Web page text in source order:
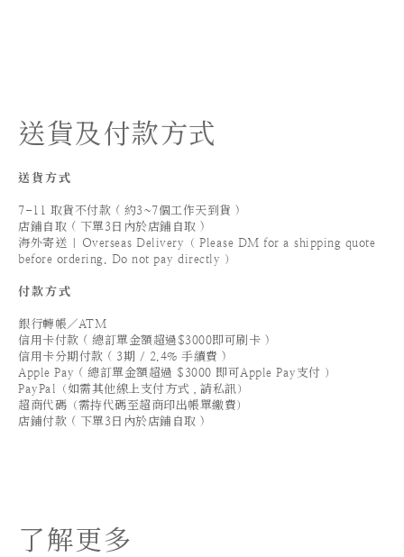
送貨及付款方式
送貨方式
7-11 取貨不付款 ( 約3~7個工作天到貨 )
店鋪自取 ( 下單3日內於店鋪自取 )
海外寄送 | Overseas Delivery（ Please DM for a shipping quote
before ordering. Do not pay directly ）
付款方式
銀行轉帳／ATM
信用卡付款 ( 總訂單金額超過$3000即可刷卡 )
信用卡分期付款 ( 3期 / 2.4% 手續費 )
Apple Pay ( 總訂單金額超過 $3000 即可Apple Pay支付 ）
PayPal（如需其他線上支付方式，請私訊）
超商代碼（需持代碼至超商印出帳單繳費）
店鋪付款 ( 下單3日內於店鋪自取 )
了解更多